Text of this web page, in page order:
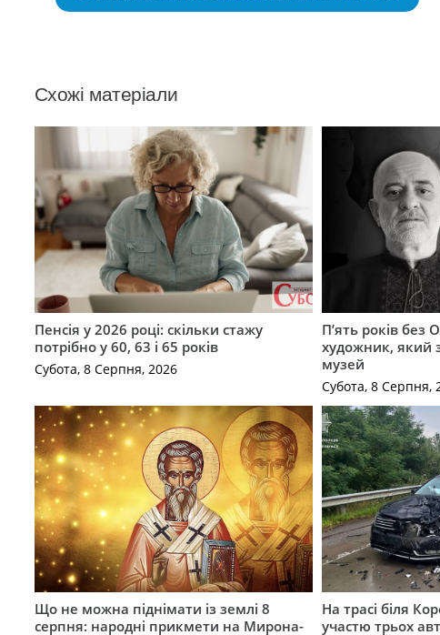
Схожі матеріали
Пенсія у 2026 році: скільки стажу
потрібно у 60, 63 і 65 років
Субота, 8 Серпня, 2026
П’ять років без
художник, який
музей
Субота, 8 Серпня,
Що не можна піднімати із землі 8
серпня: народні прикмети на Мирона-
На трасі біля
участю трьох